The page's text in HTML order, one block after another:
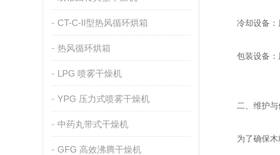
CT-C-II型热风循环烘箱
热风循环烘箱
LPG 喷雾干燥机
YPG 压力式喷雾干燥机
中药丸带式干燥机
GFG 高效沸腾干燥机
冷却设备：用
包装设备：用
二、维护与
为了确保木糖